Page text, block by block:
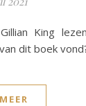
King
dit boek